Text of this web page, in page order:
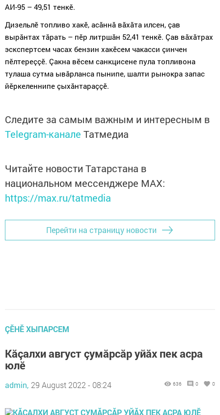
АИ-95 – 49,51 тенкӗ.
Дизельлӗ топливо хакӗ, асăннă вăхăта илсен, çав
вырăнтах тăрать – пӗр литршăн 52,41 тенкӗ. Çав вăхăтрах
эскспертсем часах бензин хакӗсем чакасси çинчен
пӗлтереççӗ. Çакна вӗсем санкцисене пула топливона
тулаша сутма ывăрланса пынипе, шалти рынокра запас
йӗркеленнипе çыхăнтараççӗ.
Следите за самым важным и интересным в
Telegram-канале Татмедиа
Читайте новости Татарстана в
национальном мессенджере MАХ:
https://max.ru/tatmedia
Перейти на страницу новости
ÇӖНӖ ХЫПАРСЕМ
Кăçалхи август çумăрсăр уйăх пек асра
юлӗ
admin, 29 August 2022 - 08:24 636 0 0